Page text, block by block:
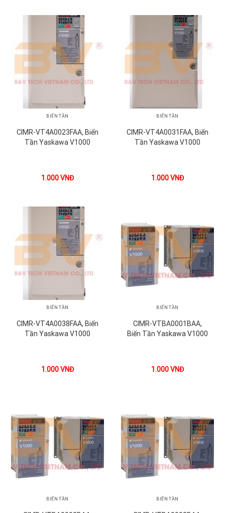
BIẾN TẦN
CIMR-VT4A0023FAA, Biến
Tần Yaskawa V1000
1.000VNĐ
BIẾN TẦN
CIMR-VT4A0031FAA, Biến
Tần Yaskawa V1000
1.000VNĐ
BIẾN TẦN
CIMR-VT4A0038FAA, Biến
Tần Yaskawa V1000
1.000VNĐ
BIẾN TẦN
CIMR-VTBA0001BAA,
Biến Tần Yaskawa V1000
1.000VNĐ
BIẾN TẦN BIẾN TẦN